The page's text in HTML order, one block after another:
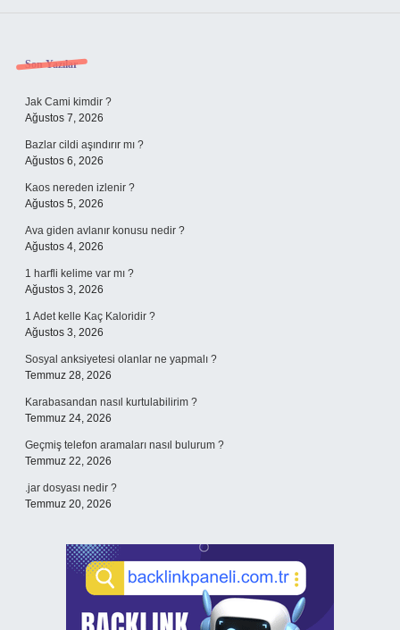
Sidebar
Son Yazılar
Jak Cami kimdir ?
Ağustos 7, 2026
Bazlar cildi aşındırır mı ?
Ağustos 6, 2026
Kaos nereden izlenir ?
Ağustos 5, 2026
Ava giden avlanır konusu nedir ?
Ağustos 4, 2026
1 harfli kelime var mı ?
Ağustos 3, 2026
1 Adet kelle Kaç Kaloridir ?
Ağustos 3, 2026
Sosyal anksiyetesi olanlar ne yapmalı ?
Temmuz 28, 2026
Karabasandan nasıl kurtulabilirim ?
Temmuz 24, 2026
Geçmiş telefon aramaları nasıl bulurum ?
Temmuz 22, 2026
.jar dosyası nedir ?
Temmuz 20, 2026